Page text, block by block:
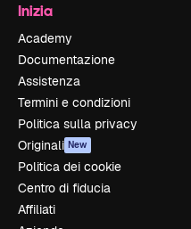
Inizia
Academy
Documentazione
Assistenza
Termini e condizioni
Politica sulla privacy
Originali New
Politica dei cookie
Centro di fiducia
Affiliati